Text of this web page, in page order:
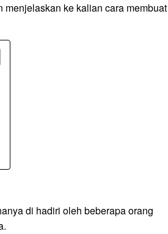
ke kalian cara membuat
di hadiri oleh beberapa orang